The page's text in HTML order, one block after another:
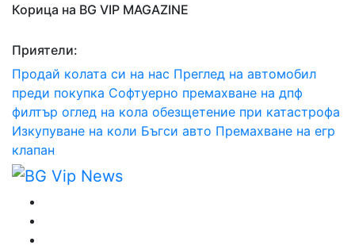
Корица на BG VIP MAGAZINE
Приятели:
Продай колата си на нас Преглед на автомобил
преди покупка Софтуерно премахване на дпф
филтър оглед на кола обезщетение при катастрофа
Изкупуване на коли Бъгси авто Премахване на егр
клапан